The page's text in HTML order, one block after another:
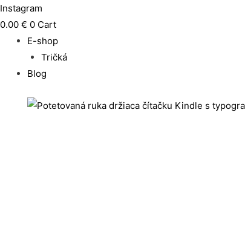
Instagram
0.00 € 0 Cart
E-shop
Tričká
Blog